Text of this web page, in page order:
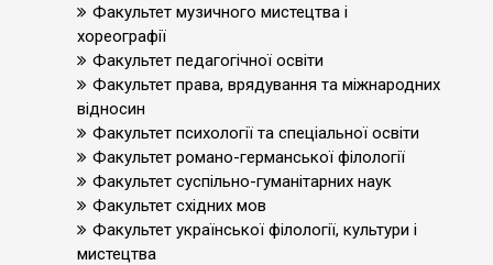
Факультет музичного мистецтва і
хореографії
Факультет педагогічної освіти
Факультет права, врядування та міжнародних
відносин
Факультет психології та спеціальної освіти
Факультет романо-германської філології
Факультет суспільно-гуманітарних наук
Факультет східних мов
Факультет української філології, культури і
мистецтва